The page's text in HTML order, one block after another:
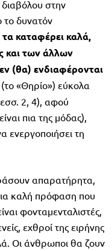
διαβόλου στην
δυνατόν
τα καταφέρει καλά,
και των άλλων
(θα) ενδιαφέρονται
(το «Θηρίο») εύκολα
2, 4), αφού
πια της μόδας),
ενεργοποιήσει τη
απαρατήρητα,
καλή πρόφαση που
φονταμενταλιστές,
εχθροί της ειρήνης
Οι άνθρωποι θα ζουν